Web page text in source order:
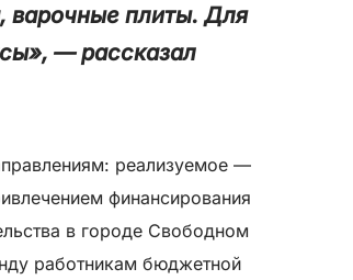
варочные плиты. Для
— рассказал
реализуемое —
финансирования
в городе Свободном
работникам бюджетной